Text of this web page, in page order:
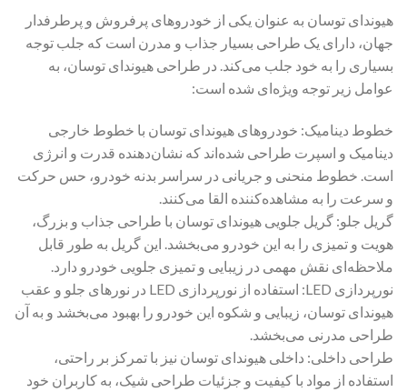
هیوندای توسان به عنوان یکی از خودروهای پرفروش و پرطرفدار
جهان، دارای یک طراحی بسیار جذاب و مدرن است که جلب توجه
بسیاری را به خود جلب می‌کند. در طراحی هیوندای توسان، به
عوامل زیر توجه ویژه‌ای شده است:
خطوط دینامیک: خودروهای هیوندای توسان با خطوط خارجی
دینامیک و اسپرت طراحی شده‌اند که نشان‌دهنده قدرت و انرژی
است. خطوط منحنی و جریانی در سراسر بدنه خودرو، حس حرکت
و سرعت را به مشاهده‌کننده القا می‌کنند.
گریل جلو: گریل جلویی هیوندای توسان با طراحی جذاب و بزرگ،
هویت و تمیزی را به این خودرو می‌بخشد. این گریل به طور قابل
ملاحظه‌ای نقش مهمی در زیبایی و تمیزی جلویی خودرو دارد.
نورپردازی LED: استفاده از نورپردازی LED در نورهای جلو و عقب
هیوندای توسان، زیبایی و شکوه این خودرو را بهبود می‌بخشد و به آن
طراحی مدرنی می‌بخشد.
طراحی داخلی: داخلی هیوندای توسان نیز با تمرکز بر راحتی،
استفاده از مواد با کیفیت و جزئیات طراحی شیک، به کاربران خود